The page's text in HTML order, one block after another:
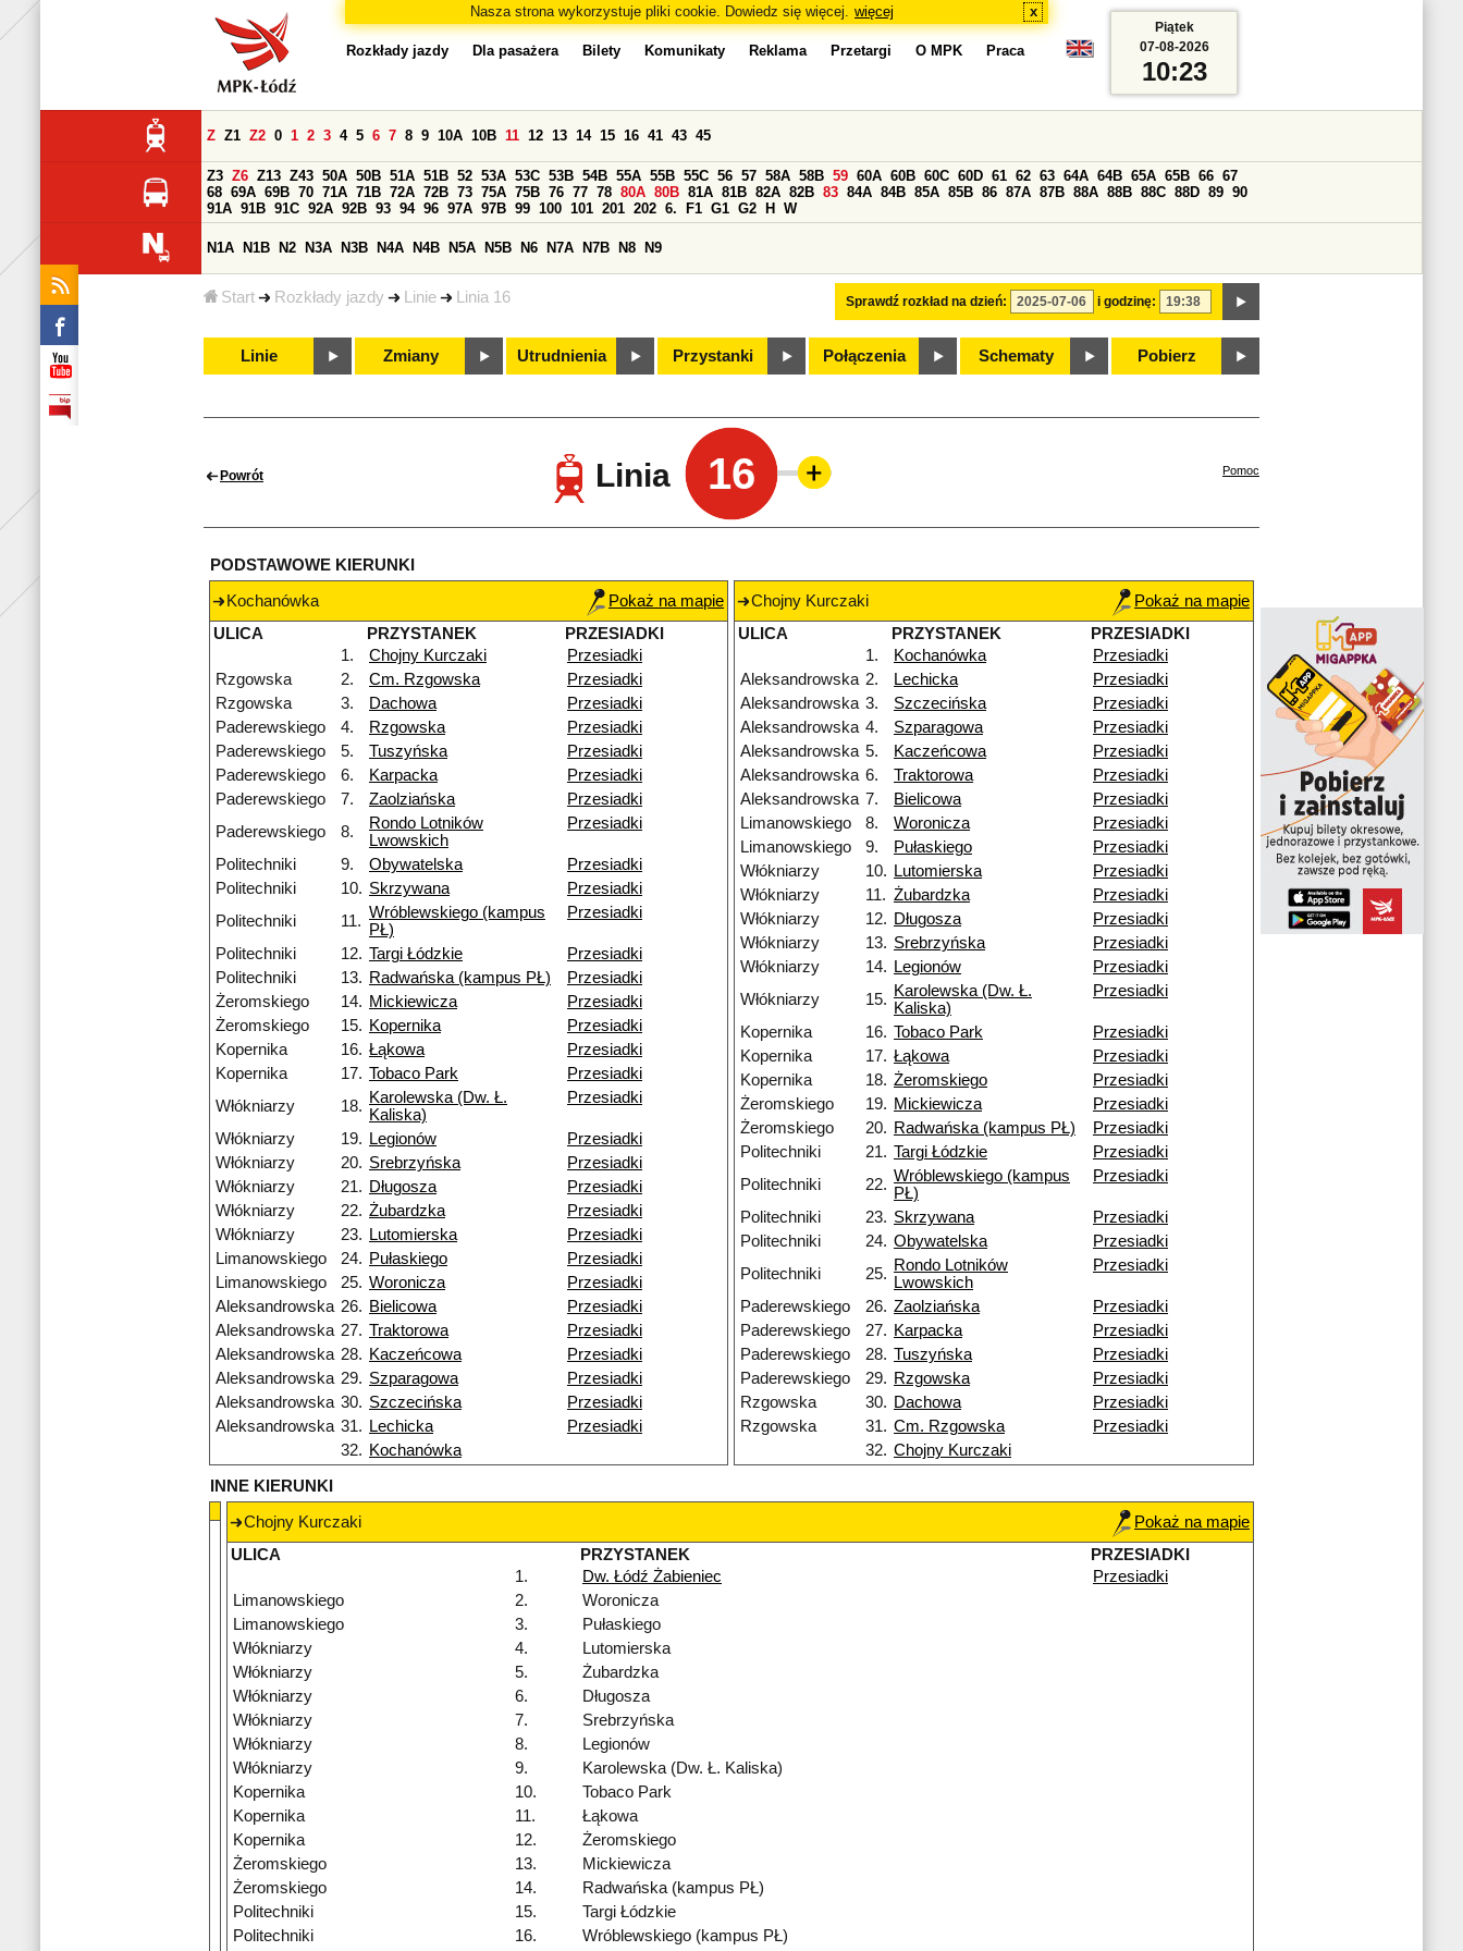
Nasza strona wykorzystuje pliki cookie. Dowiedz się więcej. więcej x
Start Rozkłady jazdy Linie Linia 16
Rozkłady jazdy Dla pasażera Bilety Komunikaty Reklama Przetargi O MPK Praca
Sprawdź rozkład na dzień: i godzinę:
Z Z1 Z2 0 1 2 3 4 5 6 7 8 9 10A 10B 11 12 13 14 15 16 41 43 45
Z3 Z6 Z13 Z43 50A 50B 51A 51B 52 53A 53C 53B 54B 55A 55B 55C 56 57 58A 58B 59 60A 60B 60C 60D 61 62 63 64A 64B 65A 65B 66 67
68 69A 69B 70 71A 71B 72A 72B 73 75A 75B 76 77 78 80A 80B 81A 81B 82A 82B 83 84A 84B 85A 85B 86 87A 87B 88A 88B 88C 88D 89 90
91A 91B 91C 92A 92B 93 94 96 97A 97B 99 100 101 201 202 6. F1 G1 G2 H W
N1A N1B N2 N3A N3B N4A N4B N5A N5B N6 N7A N7B N8 N9
Linie Zmiany Utrudnienia Przystanki Połączenia Schematy Pobierz
Piątek
07-08-2026
10:23
Powrót Linia 16 Pomoc
PODSTAWOWE KIERUNKI
Kochanówka
Pokaż na mapie
ULICA
PRZYSTANEK
PRZESIADKI
1.
Chojny Kurczaki
Przesiadki
Rzgowska
2. Cm. Rzgowska
Przesiadki
Rzgowska
3. Dachowa
Przesiadki
Paderewskiego
4. Rzgowska
Przesiadki
Paderewskiego
5. Tuszyńska
Przesiadki
Paderewskiego
6. Karpacka
Przesiadki
Paderewskiego
7. Zaolziańska
Przesiadki
Paderewskiego
8.
Rondo Lotników
Lwowskich
Przesiadki
Politechniki 9. Obywatelska
Przesiadki
Politechniki
10. Skrzywana
Przesiadki
Politechniki
11. Wróblewskiego (kampus
PŁ)
Przesiadki
Politechniki 12. Targi Łódzkie
Przesiadki
Politechniki
13. Radwańska (kampus PŁ)
Przesiadki
Żeromskiego
14. Mickiewicza
Przesiadki
Żeromskiego
15. Kopernika
Przesiadki
Kopernika
16. Łąkowa
Przesiadki
Kopernika
17. Tobaco Park
Przesiadki
Włókniarzy
18. Karolewska (Dw. Ł.
Kaliska)
Przesiadki
Włókniarzy 19. Legionów
Przesiadki
Włókniarzy
20. Srebrzyńska
Przesiadki
Włókniarzy
21. Długosza
Przesiadki
Włókniarzy
22. Żubardzka
Przesiadki
Włókniarzy
23. Lutomierska
Przesiadki
Limanowskiego
24. Pułaskiego
Przesiadki
Limanowskiego
25. Woronicza
Przesiadki
Aleksandrowska 26. Bielicowa
Przesiadki
Aleksandrowska 27. Traktorowa
Przesiadki
Aleksandrowska 28. Kaczeńcowa
Przesiadki
Aleksandrowska 29. Szparagowa
Przesiadki
Aleksandrowska 30. Szczecińska
Przesiadki
Aleksandrowska 31. Lechicka
Przesiadki
32. Kochanówka
Chojny Kurczaki
Pokaż na mapie
ULICA
PRZYSTANEK
PRZESIADKI
1.
Kochanówka
Przesiadki
Aleksandrowska 2. Lechicka
Przesiadki
Aleksandrowska 3. Szczecińska
Przesiadki
Aleksandrowska 4. Szparagowa
Przesiadki
Aleksandrowska 5. Kaczeńcowa
Przesiadki
Aleksandrowska 6. Traktorowa
Przesiadki
Aleksandrowska 7. Bielicowa
Przesiadki
Limanowskiego
8. Woronicza
Przesiadki
Limanowskiego
9. Pułaskiego
Przesiadki
Włókniarzy
10. Lutomierska
Przesiadki
Włókniarzy
11. Żubardzka
Przesiadki
Włókniarzy
12. Długosza
Przesiadki
Włókniarzy
13. Srebrzyńska
Przesiadki
Włókniarzy
14. Legionów
Przesiadki
Włókniarzy
15. Karolewska (Dw. Ł.
Kaliska)
Przesiadki
Kopernika 16. Tobaco Park
Przesiadki
Kopernika
17. Łąkowa
Przesiadki
Kopernika
18. Żeromskiego
Przesiadki
Żeromskiego
19. Mickiewicza
Przesiadki
Żeromskiego
20. Radwańska (kampus PŁ)
Przesiadki
Politechniki
21. Targi Łódzkie
Przesiadki
Politechniki
22. Wróblewskiego (kampus
PŁ)
Przesiadki
Politechniki 23. Skrzywana
Przesiadki
Politechniki
24. Obywatelska
Przesiadki
Politechniki
25. Rondo Lotników
Lwowskich
Przesiadki
Paderewskiego 26. Zaolziańska
Przesiadki
Paderewskiego
27. Karpacka
Przesiadki
Paderewskiego
28. Tuszyńska
Przesiadki
Paderewskiego
29. Rzgowska
Przesiadki
Rzgowska
30. Dachowa
Przesiadki
Rzgowska
31. Cm. Rzgowska
Przesiadki
32. Chojny Kurczaki
INNE KIERUNKI
Chojny Kurczaki
Pokaż na mapie
ULICA
PRZYSTANEK
PRZESIADKI
1.
Dw. Łódź Żabieniec
Przesiadki
Limanowskiego
2.
Woronicza
Limanowskiego
3.
Pułaskiego
Włókniarzy
4.
Lutomierska
Włókniarzy
5.
Żubardzka
Włókniarzy
6.
Długosza
Włókniarzy
7.
Srebrzyńska
Włókniarzy
8.
Legionów
Włókniarzy
9.
Karolewska (Dw. Ł. Kaliska)
Kopernika
10.
Tobaco Park
Kopernika
11.
Łąkowa
Kopernika
12.
Żeromskiego
Żeromskiego
13.
Mickiewicza
Żeromskiego
14.
Radwańska (kampus PŁ)
Politechniki
15.
Targi Łódzkie
Politechniki
16. Wróblewskiego (kampus PŁ)